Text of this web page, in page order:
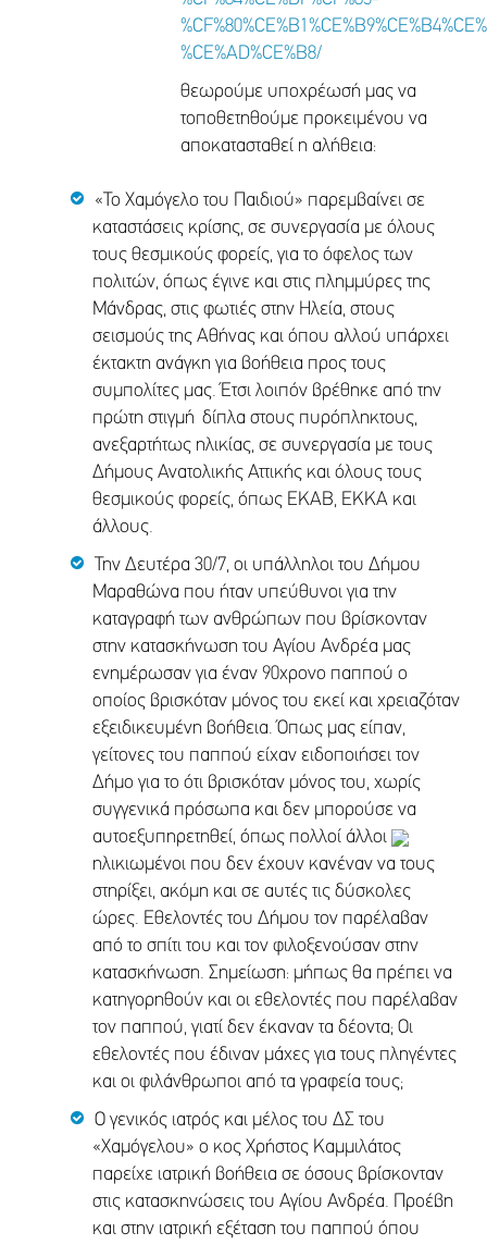
%CE%AD%CE%B8/
θεωρούμε υποχρέωσή μας να
τοποθετηθούμε προκειμένου να
αποκατασταθεί η αλήθεια:
«Το Χαμόγελο του Παιδιού» παρεμβαίνει σε
καταστάσεις κρίσης, σε συνεργασία με όλους
τους θεσμικούς φορείς, για το όφελος των
πολιτών, όπως έγινε και στις πλημμύρες της
Μάνδρας, στις φωτιές στην Ηλεία, στους
σεισμούς της Αθήνας και όπου αλλού υπάρχει
έκτακτη ανάγκη για βοήθεια προς τους
συμπολίτες μας. Έτσι λοιπόν βρέθηκε από την
πρώτη στιγμή δίπλα στους πυρόπληκτους,
ανεξαρτήτως ηλικίας, σε συνεργασία με τους
Δήμους Ανατολικής Αττικής και όλους τους
θεσμικούς φορείς, όπως ΕΚΑΒ, ΕΚΚΑ και
άλλους.
Την Δευτέρα 30/7, οι υπάλληλοι του Δήμου
Μαραθώνα που ήταν υπεύθυνοι για την
καταγραφή των ανθρώπων που βρίσκονταν
στην κατασκήνωση του Αγίου Ανδρέα μας
ενημέρωσαν για έναν 90χρονο παππού ο
οποίος βρισκόταν μόνος του εκεί και χρειαζόταν
εξειδικευμένη βοήθεια. Όπως μας είπαν,
γείτονες του παππού είχαν ειδοποιήσει τον
Δήμο για το ότι βρισκόταν μόνος του, χωρίς
συγγενικά πρόσωπα και δεν μπορούσε να
αυτοεξυπηρετηθεί, όπως πολλοί άλλοι
ηλικιωμένοι που δεν έχουν κανέναν να τους
στηρίξει, ακόμη και σε αυτές τις δύσκολες
ώρες. Εθελοντές του Δήμου τον παρέλαβαν
από το σπίτι του και τον φιλοξενούσαν στην
κατασκήνωση. Σημείωση: μήπως θα πρέπει να
κατηγορηθούν και οι εθελοντές που παρέλαβαν
τον παππού, γιατί δεν έκαναν τα δέοντα; Οι
εθελοντές που έδιναν μάχες για τους πληγέντες
και οι φιλάνθρωποι από τα γραφεία τους;
Ο γενικός ιατρός και μέλος του ΔΣ του
«Χαμόγελου» ο κος Χρήστος Καμμιλάτος
παρείχε ιατρική βοήθεια σε όσους βρίσκονταν
στις κατασκηνώσεις του Αγίου Ανδρέα. Προέβη
και στην ιατρική εξέταση του παππού όπου